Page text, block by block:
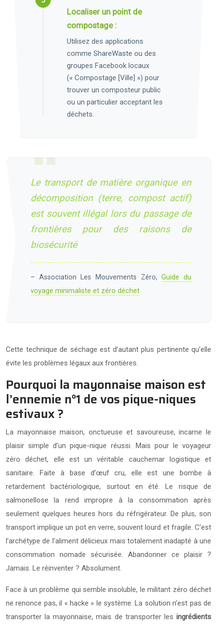
Localiser un point de
compostage :
Utilisez des applications
comme ShareWaste ou des
groupes Facebook locaux
(« Compostage [Ville] ») pour
trouver un composteur public
ou un particulier acceptant les
déchets.
Le transport de matière organique en
décomposition (terre, compost actif)
est souvent illégal lors du passage de
frontières pour des raisons de
biosécurité
– Association Les Mouvements Zéro,Guide du
voyage minimaliste et zéro déchet
Cette technique de séchage est d’autant plus pertinente qu’elle
évite les problèmes légaux aux frontières.
Pourquoi la mayonnaise maison est
l’ennemie n°1 de vos pique-niques
estivaux ?
La mayonnaise maison, onctueuse et savoureuse, incarne le
plaisir simple d’un pique-nique réussi. Mais pour le voyageur
zéro déchet, elle est un véritable cauchemar logistique et
sanitaire. Faite à base d’œuf cru, elle est une bombe à
retardement bactériologique, surtout en été. Le risque de
salmonellose la rend impropre à la consommation après
seulement quelques heures hors du réfrigérateur. De plus, son
transport implique un pot en verre, souvent lourd et fragile. C’est
l’archétype de l’aliment délicieux mais totalement inadapté à une
consommation nomade sécurisée. Abandonner ce plaisir ?
Jamais. Le réinventer ? Absolument.
Face à un problème qui semble insoluble, le militant zéro déchet
ne renonce pas, il « hacke » le système. La solution n’est pas de
transporter la mayonnaise, mais de transporter les ingrédients